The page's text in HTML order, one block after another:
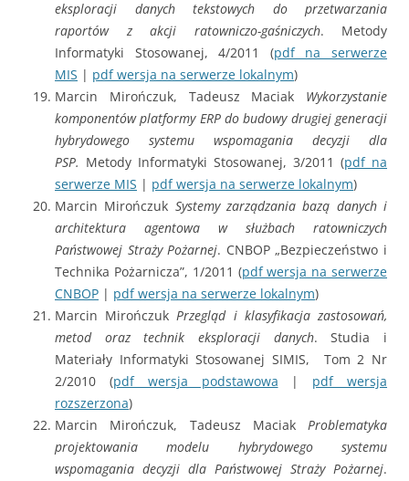
eksploracji danych tekstowych do przetwarzania
raportów z akcji ratowniczo-gaśniczych. Metody
Informatyki Stosowanej, 4/2011 (pdf na serwerze
MIS | pdf wersja na serwerze lokalnym)
Marcin Mirończuk, Tadeusz Maciak Wykorzystanie
komponentów platformy ERP do budowy drugiej generacji
hybrydowego systemu wspomagania decyzji dla
PSP. Metody Informatyki Stosowanej, 3/2011 (pdf na
serwerze MIS | pdf wersja na serwerze lokalnym)
Marcin Mirończuk Systemy zarządzania bazą danych i
architektura agentowa w służbach ratowniczych
Państwowej Straży Pożarnej. CNBOP „Bezpieczeństwo i
Technika Pożarnicza”, 1/2011 (pdf wersja na serwerze
CNBOP | pdf wersja na serwerze lokalnym)
Marcin MirończukPrzegląd i klasyfikacja zastosowań,
metod oraz technik eksploracji danych. Studia i
Materiały Informatyki Stosowanej SIMIS, Tom 2 Nr
2/2010 (pdf wersja podstawowa | pdf wersja
rozszerzona)
Marcin Mirończuk, Tadeusz Maciak Problematyka
projektowania modelu hybrydowego systemu
wspomagania decyzji dla Państwowej Straży Pożarnej.